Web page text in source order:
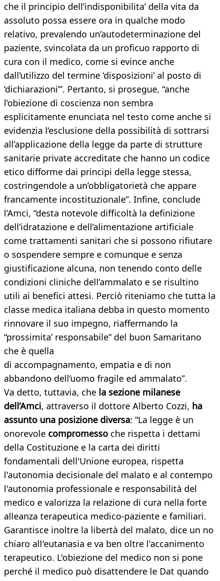
che il principio dell’indisponibilita’ della vita da
assoluto possa essere ora in qualche modo
relativo, prevalendo un’autodeterminazione del
paziente, svincolata da un proficuo rapporto di
cura con il medico, come si evince anche
dall’utilizzo del termine ‘disposizioni’ al posto di
‘dichiarazioni’”. Pertanto, si prosegue, “anche
l’obiezione di coscienza non sembra
esplicitamente enunciata nel testo come anche si
evidenzia l’esclusione della possibilità di sottrarsi
all’applicazione della legge da parte di strutture
sanitarie private accreditate che hanno un codice
etico difforme dai principi della legge stessa,
costringendole a un’obbligatorietà che appare
francamente incostituzionale”. Infine, conclude
l’Amci, “desta notevole difficoltà la definizione
dell’idratazione e dell’alimentazione artificiale
come trattamenti sanitari che si possono rifiutare
o sospendere sempre e comunque e senza
giustificazione alcuna, non tenendo conto delle
condizioni cliniche dell’ammalato e se risultino
utili ai benefici attesi. Perciò riteniamo che tutta la
classe medica italiana debba in questo momento
rinnovare il suo impegno, riaffermando la
“prossimita’ responsabile” del buon Samaritano
che è quella
di accompagnamento, empatia e di non
abbandono dell’uomo fragile ed ammalato”.
Va detto, tuttavia, che la sezione milanese
dell’Amci, attraverso il dottore Alberto Cozzi, ha
assunto una posizione diversa: “La legge è un
onorevole compromesso che rispetta i dettami
della Costituzione e la carta dei diritti
fondamentali dell'Unione europea, rispetta
l'autonomia decisionale del malato e al contempo
l'autonomia professionale e responsabilità del
medico e valorizza la relazione di cura nella forte
alleanza terapeutica medico-paziente e familiari.
Garantisce inoltre la libertà del malato, dice un no
chiaro all'eutanasia e va ben oltre l'accanimento
terapeutico. L'obiezione del medico non si pone
perché il medico può disattendere le Dat quando